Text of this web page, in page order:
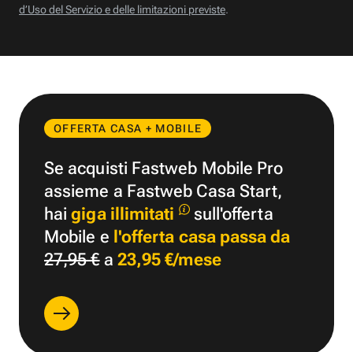
d’Uso del Servizio e delle limitazioni previste.
OFFERTA CASA + MOBILE
Se acquisti Fastweb Mobile Pro
assieme a Fastweb Casa Start,
haigiga illimitati
sull'offerta
Mobile e l'offerta casa passa da
27,95 €a 23,95 €/mese